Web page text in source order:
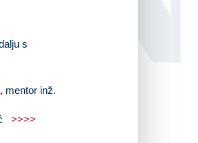
s
mentor inž.
>>>>